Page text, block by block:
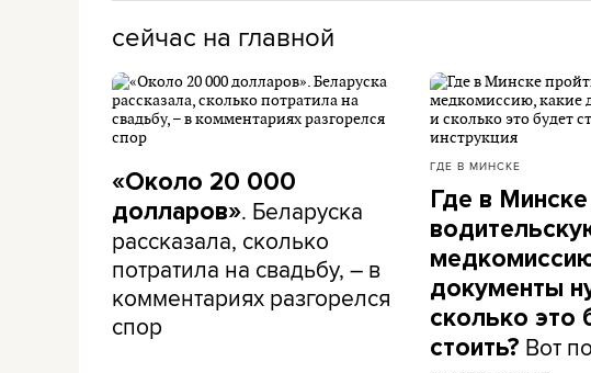
сейчас на главной
«Около 20 000
долларов». Беларуска
рассказала, сколько
потратила на свадьбу, – в
комментариях разгорелся
спор
ГДЕ В МИНСКЕ
Где в
документы
сколько это
стоить? Вот